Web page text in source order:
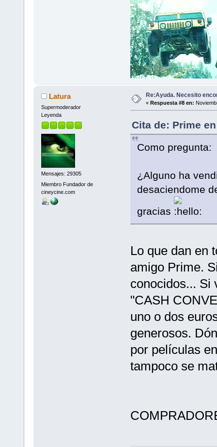
Latura
Supermoderador
Leyenda
Mensajes: 29305
Miembro Fundador de
cineycine.com
Re:Ayuda. Necesito
« Respuesta #8 en:
Cita de: Prime
Como pregunta:
¿Alguno ha
desaciendome
gracias
Lo que dan en
amigo Prime.
conocidos... Si
"CASH
uno o dos
generosos.
por películas
tampoco se